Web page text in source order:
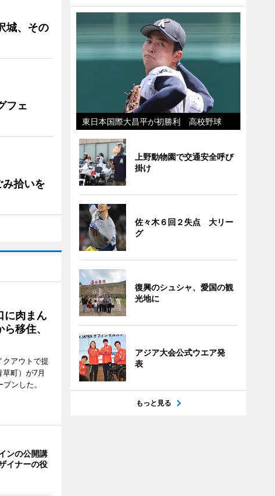
、その
フェ
拾いを
に肉まん
移住、
クアウトで提
町）が7月
ンした。
ンの公開講
イナーの役
東日本国際大昌平が初勝利 高校野球
上野動物園で交通安全呼び
掛け
佐々木６回２失点 大リー
グ
復興のシュシャ、愛国の観
光地に
アジア大会公式ウエア発
表
もっと見る